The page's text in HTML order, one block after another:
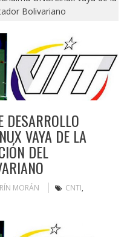
Bolivariano
DESARROLLO
VAYA DE LA
DEL
MORÁN CNTI,